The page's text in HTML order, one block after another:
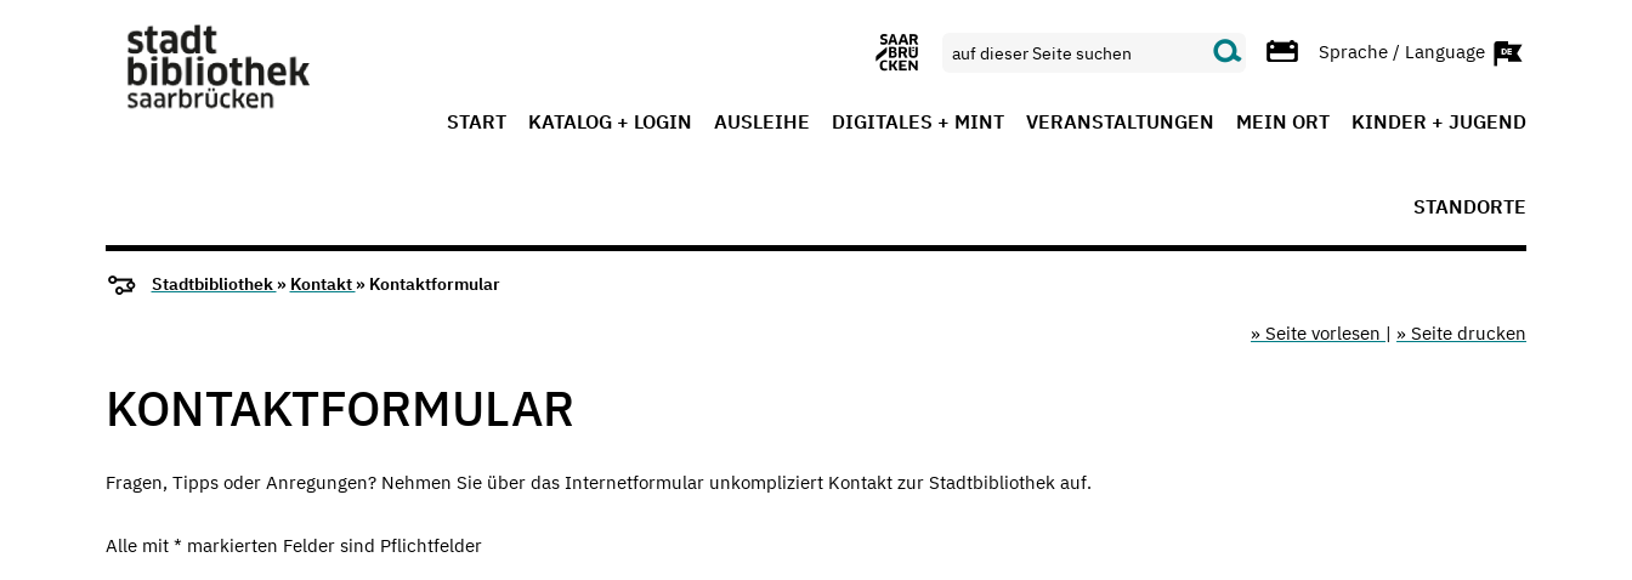
Sprache / Language
START KATALOG + LOGIN AUSLEIHE DIGITALES + MINT VERANSTALTUNGEN MEIN ORT KINDER + JUGEND
STANDORTE
Stadtbibliothek » Kontakt » Kontaktformular
» Seite vorlesen | » Seite drucken
KONTAKTFORMULAR
Fragen, Tipps oder Anregungen? Nehmen Sie über das Internetformular unkompliziert Kontakt zur Stadtbibliothek auf.
Alle mit * markierten Felder sind Pflichtfelder